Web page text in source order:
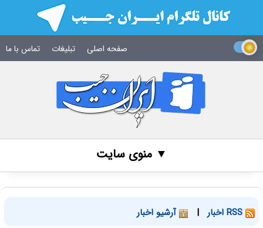
صفحه اصلی تبلیغات تماس با ما
▼ منوی سایت
| آرشیو اخبار